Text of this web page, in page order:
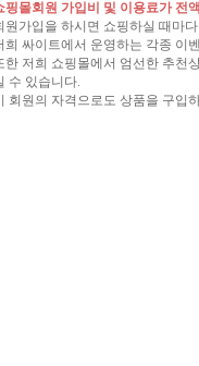
핑몰회원 가입비 및 이용료가 전
원가입을 하시면 쇼핑하실 때마
희 싸이트에서 운영하는 각종 이
한 저희 쇼핑몰에서 엄선한 추천
수 있습니다.
회원의 자격으로도 상품을 구입